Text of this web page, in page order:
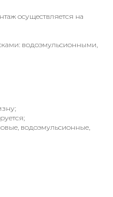
осуществляется на
водоэмульсионными,
водоэмульсионные,